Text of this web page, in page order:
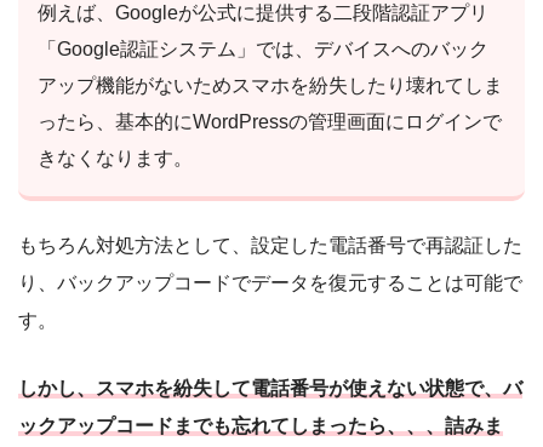
例えば、Googleが公式に提供する二段階認証アプリ
「Google認証システム」では、デバイスへのバック
アップ機能がないためスマホを紛失したり壊れてしま
ったら、基本的にWordPressの管理画面にログインで
きなくなります。
もちろん対処方法として、設定した電話番号で再認証した
り、バックアップコードでデータを復元することは可能で
す。
しかし、スマホを紛失して電話番号が使えない状態で、バ
ックアップコードまでも忘れてしまったら、、、詰みま